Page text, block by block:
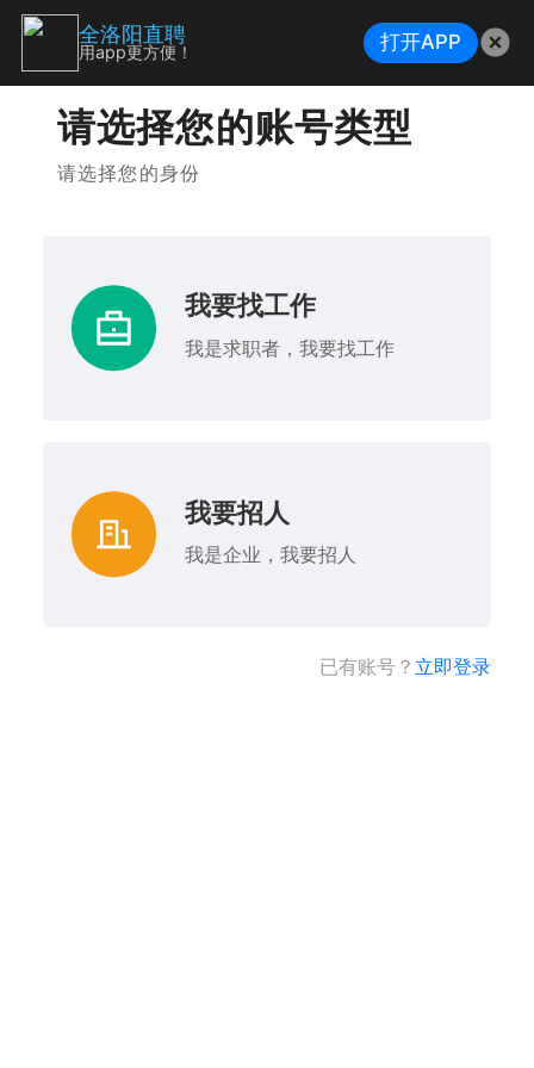
请选择您的账号类型
请选择您的身份
我要找工作
我是求职者，我要找工作
我要招人
我是企业，我要招人
已有账号？ 立即登录
全洛阳直聘
用app更方便！ 打开APP